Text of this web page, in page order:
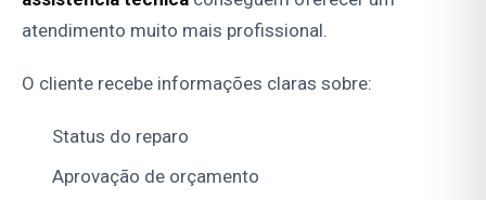
atendimento muito mais profissional.
O cliente recebe informações claras sobre:
Status do reparo
Aprovação de orçamento